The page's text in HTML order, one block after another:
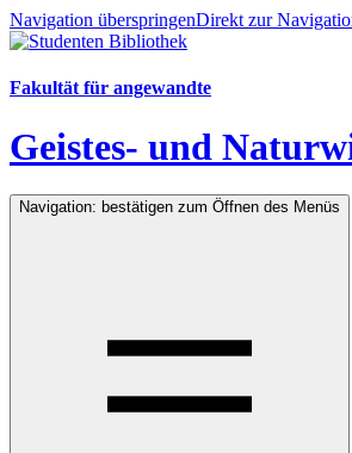
Navigation überspringenDirekt zur
Fakultät für angewandte
Geistes- und
Navigation: bestätigen zum Öffnen des Menüs